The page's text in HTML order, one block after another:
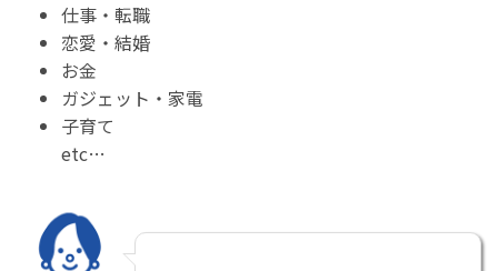
仕事・転職
恋愛・結婚
お金
ガジェット・家電
子育て
etc…